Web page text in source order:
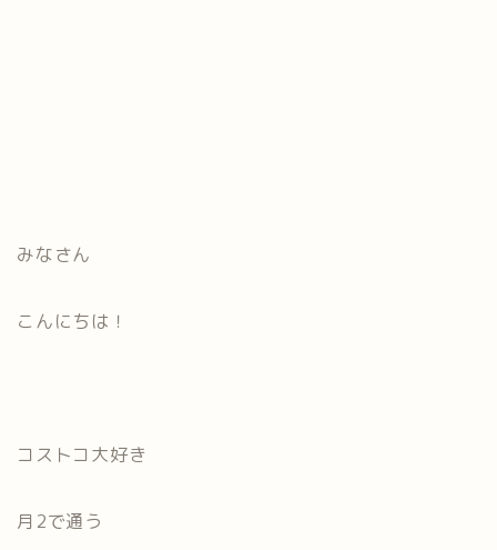
みなさん
こんにちは！
コストコ大好き
月2で通う